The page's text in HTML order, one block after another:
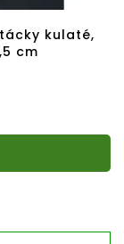
kulaté,
cm